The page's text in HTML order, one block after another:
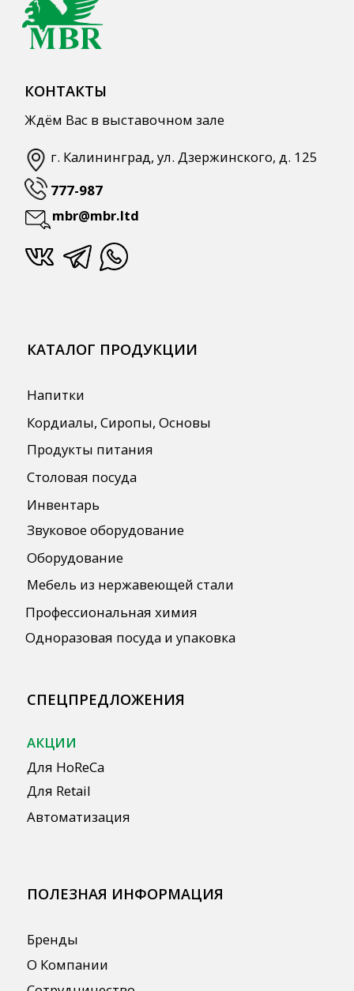
ПОЛЕЗНАЯ ИНФОРМАЦИЯ
Бренды
КАТАЛОГ ПРОДУКЦИИ
Для Retail
Политика конфиденциальности
Согласие на обработку персональных
данных
Сотрудничество
Оплата и Доставка
Профессиональная химия
Одноразовая посуда и упаковка
Продукты питания
Столовая посуда
Звуковое оборудование
Оборудование
Мебель из нержавеющей стали